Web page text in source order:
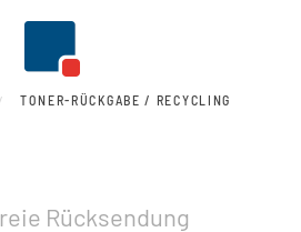
TONER-RÜCKGABE / RECYCLING
Rücksendung